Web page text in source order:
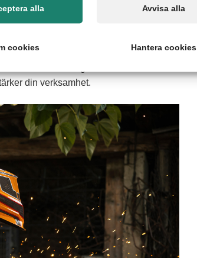
vana vid roller som CNC-operatörer,
kvalitetskrav och vikten av att
vår bemanning inom industri får du
din verksamhet.
alla Avvisa alla
cookies Hantera cookies